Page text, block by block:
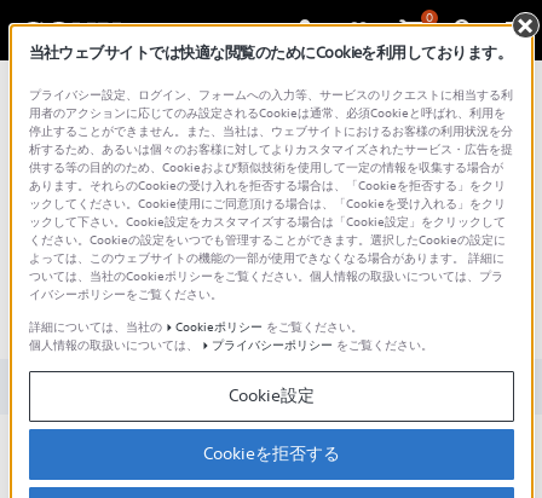
0
総合サポート・お問い合わせ
文書番号 : 00272122 / 最終更新日 : 2026/01/20
Bluetoothヘッドホンがペアリング
できない・接続できない（WF-
SP700N）
対象製品カテゴリー・製品
［1］から順にお試しいただき、改善があるかご
確認ください。
当社ウェブサイトでは快適な閲覧のためにCookieを利用しております。
プライバシー設定、ログイン、フォームへの入力等、サービスのリクエストに相当する利
用者のアクションに応じてのみ設定されるCookieは通常、必須Cookieと呼ばれ、利用を
停止することができません。また、当社は、ウェブサイトにおけるお客様の利用状況を分
析するため、あるいは個々のお客様に対してよりカスタマイズされたサービス・広告を提
供する等の目的のため、Cookieおよび類似技術を使用して一定の情報を収集する場合が
あります。それらのCookieの受け入れを拒否する場合は、「Cookieを拒否する」をクリ
ックしてください。Cookie使用にご同意頂ける場合は、「Cookieを受け入れる」をクリ
ックして下さい。Cookie設定をカスタマイズする場合は「Cookie設定」をクリックして
ください。Cookieの設定をいつでも管理することができます。選択したCookieの設定に
よっては、このウェブサイトの機能の一部が使用できなくなる場合があります。 詳細に
ついては、当社のCookieポリシーをご覧ください。個人情報の取扱いについては、プラ
イバシーポリシーをご覧ください。
詳細については、当社の
Cookieポリシー をご覧ください。
個人情報の取扱いについては、
プライバシーポリシー をご覧ください。
Cookie設定
Cookieを拒否する